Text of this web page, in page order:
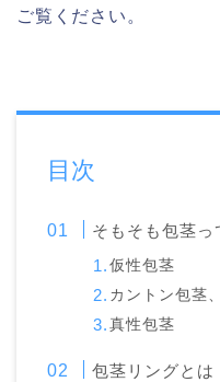
ご覧ください。
目次
そもそも包茎っ
仮性包茎
カントン包茎
真性包茎
包茎リングとは